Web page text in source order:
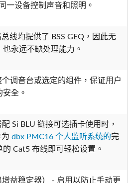
一设备控制声音和照明。
线均提供了 BSS GEQ，因此无
永远不缺处理能力。
调音台或选定的组件，保证用户
全。
配 Si BLU 链接可选插卡使用时，
dbx PMC16 个人监听系统的完
Cat5 布线即可轻松设置。
增益稳定器） - 启用以防止手动更